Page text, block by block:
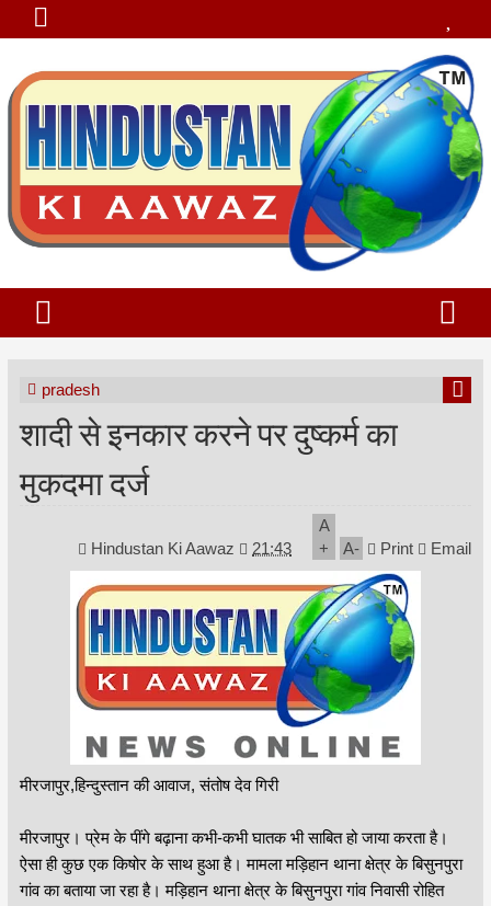
pradesh
शादी से इनकार करने पर दुष्कर्म का
मुकदमा दर्ज
Hindustan Ki Aawaz 21:43
A
+
A- Print Email
मीरजापुर,हिन्दुस्तान की आवाज, संतोष देव गिरी
मीरजापुर। प्रेम के पींगे बढ़ाना कभी-कभी घातक भी साबित हो जाया करता है।
ऐसा ही कुछ एक किषोर के साथ हुआ है। मामला मड़िहान थाना क्षेत्र के बिसुनपुरा
गांव का बताया जा रहा है। मड़िहान थाना क्षेत्र के बिसुनपुरा गांव निवासी रोहित